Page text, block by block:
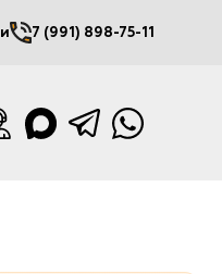
кабинет
7 (991) 898-75-11